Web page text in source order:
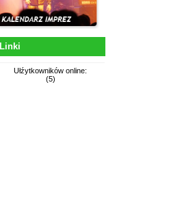
Linki
Ułźytkowników online:
(5)